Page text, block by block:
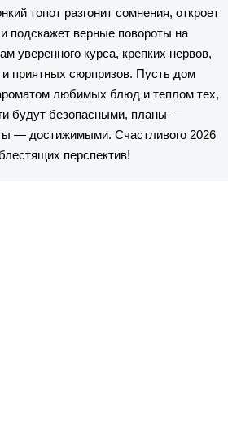
топот разгонит сомнения, откроет
подскажет верные повороты на
уверенного курса, крепких нервов,
приятных сюрпризов. Пусть дом
любимых блюд и теплом тех,
будут безопасными, планы —
— достижимыми. Счастливого 2026
перспектив!